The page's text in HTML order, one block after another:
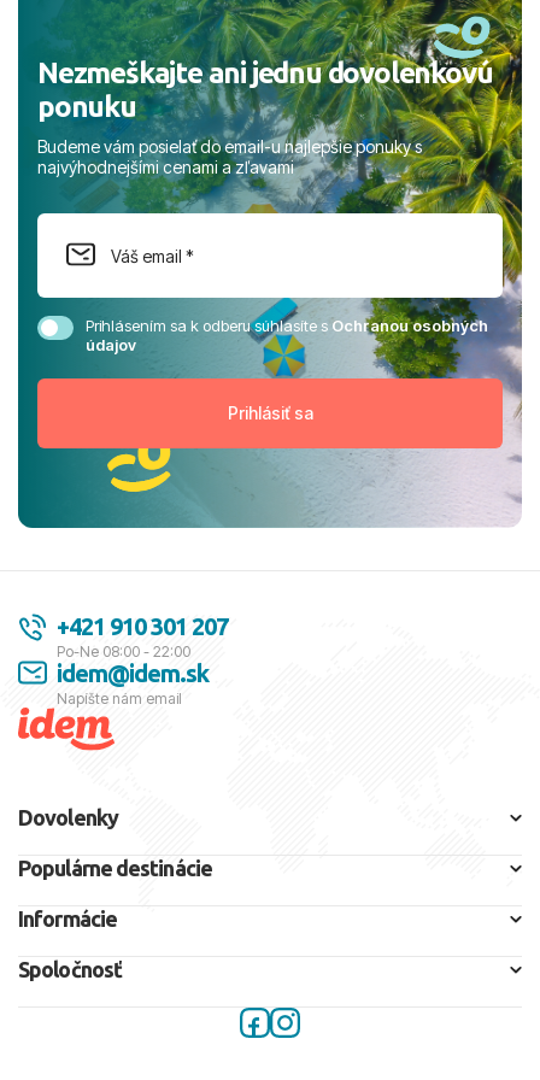
Nezmeškajte ani jednu dovolenkovú
ponuku
Budeme vám posielať do email-u najlepšie ponuky s
najvýhodnejšími cenami a zľavami
Prihlásením sa k odberu súhlasíte sOchranou osobných
údajov
+421 910 301 207
Po-Ne 08:00 - 22:00
idem@idem.sk
Napíšte nám email
Dovolenky
Populárne destinácie
Informácie
Spoločnosť